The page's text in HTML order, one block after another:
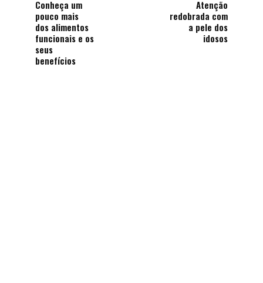
Conheça um
pouco mais
dos alimentos
funcionais e os
seus
benefícios
Atenção
redobrada com
a pele dos
idosos